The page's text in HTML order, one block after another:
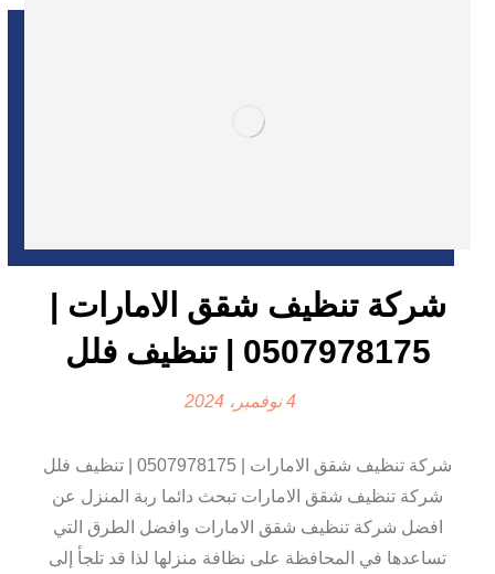
شركة تنظيف شقق الامارات |
0507978175 | تنظيف فلل
4 نوفمبر، 2024
شركة تنظيف شقق الامارات | 0507978175 | تنظيف فلل
شركة تنظيف شقق الامارات تبحث دائما ربة المنزل عن
افضل شركة تنظيف شقق الامارات وافضل الطرق التي
تساعدها في المحافظة على نظافة منزلها لذا قد تلجأ إلى